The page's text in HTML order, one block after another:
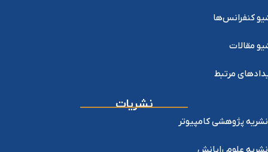
کنفرانس‌ها
مقالات
مرتبط
نشریات
نشریه پژوهشی کامپیوتر
نشریه علوم رایانش